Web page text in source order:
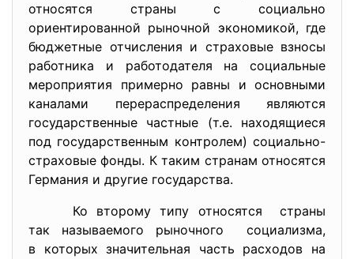
относятся страны с социально
ориентированной рыночной экономикой, где
бюджетные отчисления и страховые взносы
работника и работодателя на социальные
мероприятия примерно равны и основными
каналами перераспределения являются
государственные частные (т.е. находящиеся
под государственным контролем) социально-
страховые фонды. К таким странам относятся
Германия и другие государства.
Ко второму типу относятся страны
так называемого рыночного социализма,
в которых значительная часть расходов на